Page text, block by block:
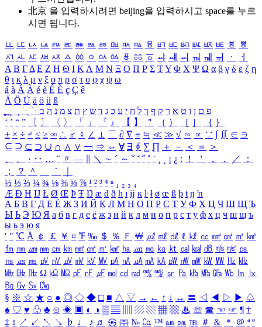
北京 을 입력하시려면 beijing을 입력하시고 space를 누르
시면 됩니다.
ㅥ ㅦ ㅧ ㅨ ㅩ ㅪ ㅫ ㅬ ㅭ ㅮ ㅯ ㅰ ㅱ ㅲ ㅳ ㅴ ㅵ ㅶ ㅷ ㅸ
ㅹ
ㅺ ㅻ ㅼ ㅽ ㅾ ㅿ ㆀ ㆁ ㆂ ㆃ ㆄ ㆅ ㆆ ㆇ ㆈ ㆉ ㆊ ㆋ ㆌ ㆍ
ㆎ
Α Β ΓΔ Ε Ζ Η Θ Ι ΚΛ Μ Ν Ξ Ο Π Ρ Σ ΤΥ Φ Χ Ψ Ω α β γ δ ε ζ η
θ ι κ λ μ ν ξ ο π ρ σ τ υ φ χ ψ ω
á à Á À é è É È ç Ç ê
Ä Ö Ü ä ö ü ß
ִֶֹ ֻּ ׁׂ פ ם ן ו ט א ר ק ף ך ל ח י ע כ ג ד ש ץ ת צ מ נ ה ב
‘ ’ “ ” 〔 〕 〈 〉 「 」 『 』 【 】 ＂ （ ） ［ ］ ｛ ｝
± × ÷ ≠ ≤ ≥ ∞ ∴ ♂ ♀ ∠ ⊥ ⌒ ∂ ∇ ≡ ≒ ≪ ≫ √ ∽ ∝ ∵ ∫ ∬ ∈ ∋
⊆ ⊇ ⊂ ⊃ ∪ ∩ ∧ ∨ ￢ ⇒ ⇔ ∀ ∃ ∮ ∑ ∏ ＋ － ＜ ＝
＞
、
。 · ‥ … ¨ 〃 ― ＼ ∼ ´ ～ ˇ ˘ ˝ ˚ ˙ ¸ ¡ ¿ ː ！ ＇ ， ． ／
：
；
？ ＾ ｀
½ ⅓ ⅔ ¼ ¾ ⅛ ⅜ ⅝ ⅞ ¹ ² ³ ⁴ ⁿ ₁ ₂ ₃ ₄
Æ Ð Ħ Ĳ Ł Ø Œ Þ Ŧ Ŋ æ đ ð ħ ı ĳ ĸ ŀ ł ø œ ß þ ŧ ŋ ŉ
А Б В Г Д Е Ё Ж З И Й К Л М Н О П Р С Т У Ф Х Ц Ч Ш Щ Ъ
Ы Ь Э Ю Я а б в г д е ё ж з и й к л м н о п р с т у ф х ц ч ш щ ъ
ы ь э ю я
′ ″ ℃ Å ￠ ￡ ￥ ¤ ℉ ‰ ＄ ％ Ｆ ￦ ㎕ ㎖ ㎗ ℓ ㎘ ㏄ ㎣ ㎤ ㎥ ㎦
㎙ ㎚ ㎛ ㎜ ㎝ ㎞ ㎟ ㎠ ㎡ ㎢ ㏊ ㎍ ㎎ ㎏ ㏏ ㎈ ㎉ ㏈ ㎧ ㎨ ㎰
㎱ ㎲ ㎳ ㎴ ㎵ ㎶ ㎷ ㎸ ㎹ ㎀ ㎁ ㎂ ㎃ ㎄ ㎺ ㎻ ㎽ ㎾ ㎿ ㎐ ㎑
㎒ ㎓ ㎔ Ω ㏀ ㏁ ㎊ ㎋ ㎌ ㏖ ㏅ ㎭ ㎮ ㎯ ㏛ ㎩ ㎪ ㎫ ㎬ ㏝ ㏐
㏓
㏃ ㏉ ㏜ ㏆
§ ※ ☆ ★ ○ ● ◎ ◇ ◆ □ ■ △ ▽ → ← ↑ ↓ ↔ 〓 ◁ ◀ ▷ ▶ ♤
♠ ♡ ♥ ♧ ♣ ⊙ ◈ ▣ ◐ ◑ ▒ ▤ ▨ ▧ ▦ ▩ ♨ ☏ ☎ ☜ ☞ ¶ †
‡ ↕ ↗ ↙ ↖ ↘ ♭ ♩ ♪ ♬ ㉿ ㈜ № ㏇ ™ ㏂ ㏘ ℡ ＃ ＆ ＊ ＠ ª º